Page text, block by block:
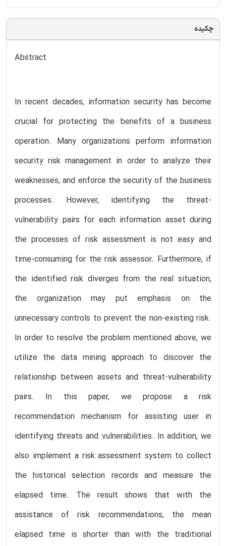
چکیده
Abstract
In recent decades, information security has become
crucial for protecting the benefits of a business
operation. Many organizations perform information
security risk management in order to analyze their
weaknesses, and enforce the security of the business
processes. However, identifying the threat-
vulnerability pairs for each information asset during
the processes of risk assessment is not easy and
time-consuming for the risk assessor. Furthermore, if
the identified risk diverges from the real situation,
the organization may put emphasis on the
unnecessary controls to prevent the non-existing risk.
In order to resolve the problem mentioned above, we
utilize the data mining approach to discover the
relationship between assets and threat-vulnerability
pairs. In this paper, we propose a risk
recommendation mechanism for assisting user in
identifying threats and vulnerabilities. In addition, we
also implement a risk assessment system to collect
the historical selection records and measure the
elapsed time. The result shows that with the
assistance of risk recommendations, the mean
elapsed time is shorter than with the traditional